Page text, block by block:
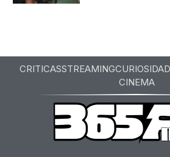
CRITICASSTREAMING
CINEMA